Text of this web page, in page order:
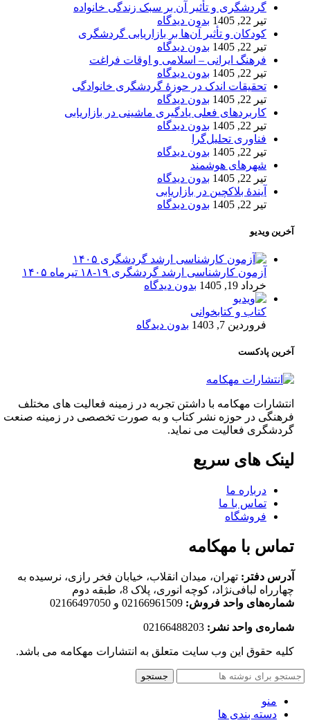
گردشگری و تأثیر آن بر سبک زندگی خانواده
تیر 22, 1405
بدون دیدگاه
کودکان و تأثیر آن‌ها بر بازاریابی گردشگری
تیر 22, 1405
بدون دیدگاه
فرهنگ ایرانی – اسلامی و اوقات فراغت
تیر 22, 1405
بدون دیدگاه
تحقیقات اندک در حوزۀ گردشگری خانوادگی
تیر 22, 1405
بدون دیدگاه
کاربردهای فعلی یادگیری ماشینی در بازاریابی
تیر 22, 1405
بدون دیدگاه
فناوری تحلیل‌گرا
تیر 22, 1405
بدون دیدگاه
شهرهای هوشمند
تیر 22, 1405
بدون دیدگاه
آیندۀ بلاکچین در بازاریابی
تیر 22, 1405
بدون دیدگاه
آخرین ویدیو
آزمون کارشناسی ارشد گردشگری ۱۹-۱۸ تیرماه ۱۴۰۵
خرداد 19, 1405
بدون دیدگاه
کتاب و کتابخوانی
فروردین 7, 1403
بدون دیدگاه
آخرین پادکست
انتشارات مهکامه با داشتن تجربه در زمینه فعالیت های مختلف
فرهنگی در حوزه نشر کتاب و به صورت تخصصی در زمینه صنعت
گردشگری فعالیت می نماید.
لینک های سریع
درباره ما
تماس با ما
فروشگاه
تماس با مهکامه
آدرس دفتر: تهران، میدان انقلاب، خیابان فخر رازی، نرسیده به
چهارراه لبافی‌نژاد، کوچه انوری، پلاک 8، طبقه دوم
شماره‌های واحد فروش: 02166961509 و 02166497050
شماره‌‌ی واحد نشر:
کلیه حقوق این وب سایت متعلق به انتشارات مهکامه می باشد.
جستجو
منو
دسته بندی ها